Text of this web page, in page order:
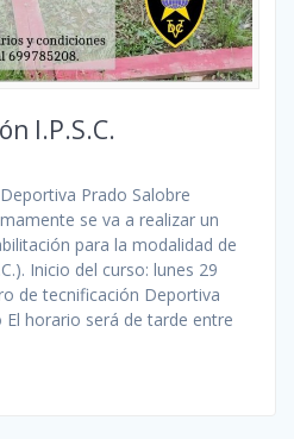
I.P.S.C.
Prado Salobre
se va a realizar un
para la modalidad de
Inicio del curso: lunes 29
de tecnificación Deportiva
horario será de tarde entre